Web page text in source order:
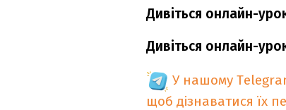
Дивіться онлайн-
Дивіться онлайн-
У нашому
щоб дізнаватися їх